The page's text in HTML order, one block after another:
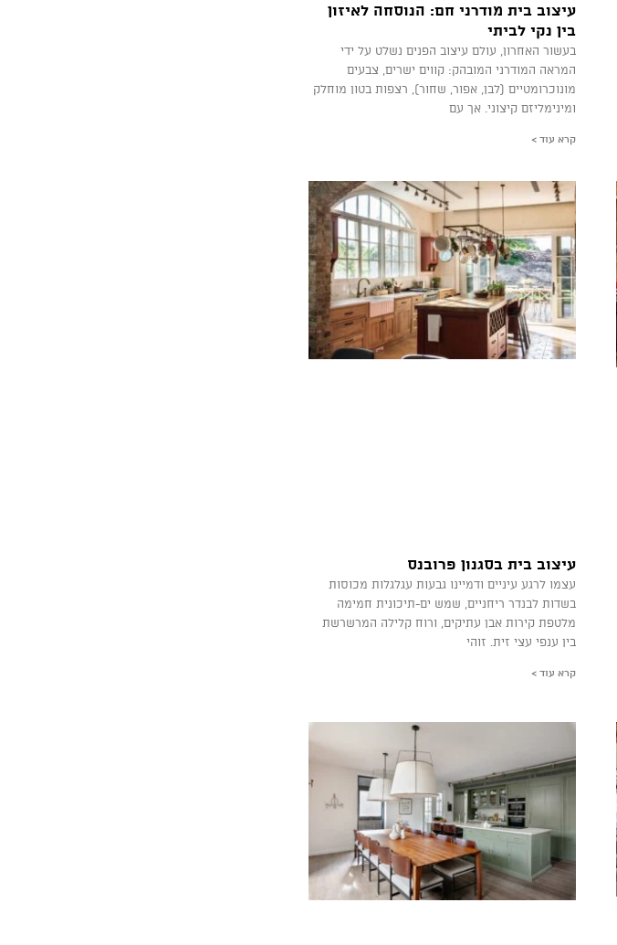
עיצוב בית מודרני חם: הנוסחה לאיזון
בין נקי לביתי
בעשור האחרון, עולם עיצוב הפנים נשלט על ידי
המראה המודרני המובהק: קווים ישרים, צבעים
מונוכרומטיים (לבן, אפור, שחור), רצפות בטון מוחלק
ומינימליזם קיצוני. אך עם
קרא עוד >
עיצוב בית בסגנון פרובנס
עצמו לרגע עיניים ודמיינו גבעות עגלגלות מכוסות
בשדות לבנדר ריחניים, שמש ים-תיכונית חמימה
מלטפת קירות אבן עתיקים, ורוח קלילה המרשרשת
בין ענפי עצי זית. זוהי
קרא עוד >